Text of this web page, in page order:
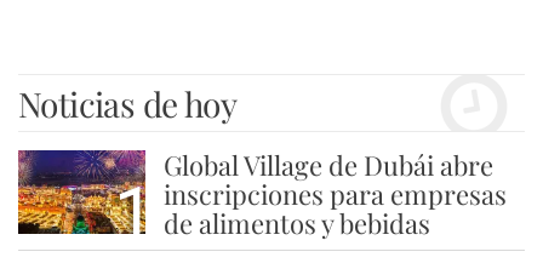
Noticias de hoy
1
Global Village de Dubái abre
inscripciones para empresas
de alimentos y bebidas